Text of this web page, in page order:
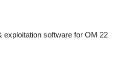
software for OM 22